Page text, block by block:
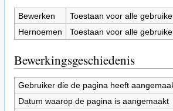
Bewerken
Toestaan voor alle
Hernoemen
Toestaan voor alle
Bewerkingsgeschiedenis
Gebruiker die de pagina heeft
Datum waarop de pagina is aangemaakt